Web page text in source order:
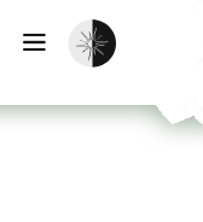
تفعيل الوضع المظلم